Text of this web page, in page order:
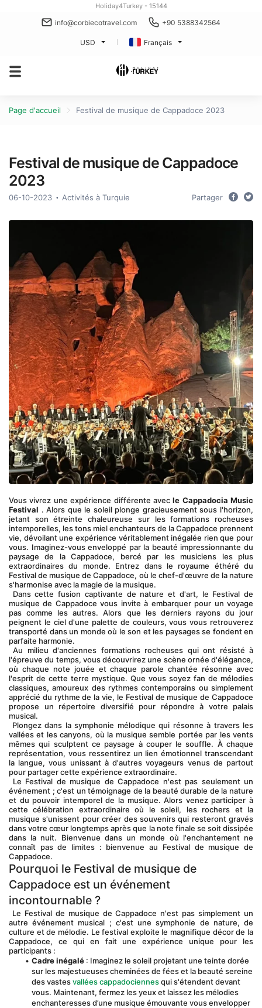
Holiday4Turkey - 15144
info@corbiecotravel.com +90 5388342564
USD Français
Page d'accueil Festival de musique de Cappadoce 2023
Festival de musique de Cappadoce
2023
06-10-2023 Activités à Turquie Partager
Vous vivrez une expérience différente avec le Cappadocia Music
Festival . Alors que le soleil plonge gracieusement sous l'horizon,
jetant son étreinte chaleureuse sur les formations rocheuses
intemporelles, les tons miel enchanteurs de la Cappadoce prennent
vie, dévoilant une expérience véritablement inégalée rien que pour
vous. Imaginez-vous enveloppé par la beauté impressionnante du
paysage de la Cappadoce, bercé par les musiciens les plus
extraordinaires du monde. Entrez dans le royaume éthéré du
Festival de musique de Cappadoce, où le chef-d'œuvre de la nature
s'harmonise avec la magie de la musique.
musique de Cappadoce vous invite à embarquer pour un voyage
pas comme les autres. Alors que les derniers rayons du jour
peignent le ciel d'une palette de couleurs, vous vous retrouverez
transporté dans un monde où le son et les paysages se fondent en
parfaite harmonie.
Au milieu d'anciennes formations rocheuses qui ont résisté à
l'épreuve du temps, vous découvrirez une scène ornée d'élégance,
où chaque note jouée et chaque parole chantée résonne avec
l'esprit de cette terre mystique. Que vous soyez fan de mélodies
classiques, amoureux des rythmes contemporains ou simplement
apprécié du rythme de la vie, le Festival de musique de Cappadoce
propose un répertoire diversifié pour répondre à votre palais
musical.
vallées et les canyons, où la musique semble portée par les vents
mêmes qui sculptent ce paysage à couper le souffle. À chaque
représentation, vous ressentirez un lien émotionnel transcendant
la langue, vous unissant à d'autres voyageurs venus de partout
pour partager cette expérience extraordinaire.
événement ; c'est un témoignage de la beauté durable de la nature
et du pouvoir intemporel de la musique. Alors venez participer à
cette célébration extraordinaire où le soleil, les rochers et la
musique s'unissent pour créer des souvenirs qui resteront gravés
dans votre cœur longtemps après que la note finale se soit dissipée
dans la nuit. Bienvenue dans un monde où l'enchantement ne
connaît pas de limites : bienvenue au Festival de musique de
Cappadoce.
Pourquoi le Festival de musique de
Cappadoce est un événement
incontournable ?
autre événement musical ; c'est une symphonie de nature, de
culture et de mélodie. Le festival exploite le magnifique décor de la
Cappadoce, ce qui en fait une expérience unique pour les
participants :
Cadre inégalé : Imaginez le soleil projetant une teinte dorée
sur les majestueuses cheminées de fées et la beauté sereine
des vastes vallées cappadociennes qui s'étendent devant
vous. Maintenant, fermez les yeux et laissez les mélodies
enchanteresses d’une musique émouvante vous envelopper